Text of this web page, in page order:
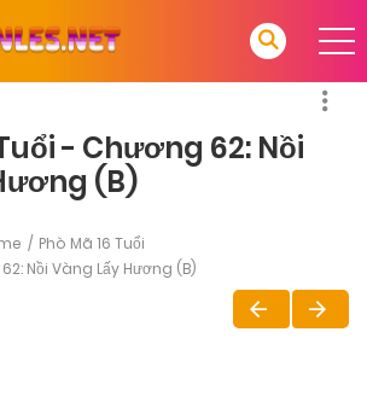
- Chương 62: Nồi
(B)
Phò Mã 16 Tuổi
Nồi Vàng Lấy Hương (B)